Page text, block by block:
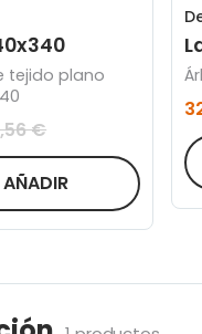
tejido plano
€
AÑADIR